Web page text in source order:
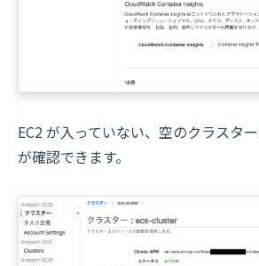
EC2 が入っていない、空のクラスタ
が確認できます。